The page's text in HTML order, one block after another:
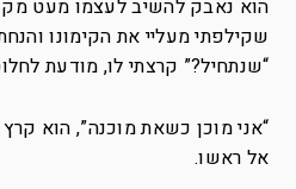
הוא נאבק להשיב לעצמו מעט
שקילפתי מעליי את הקימונו
“שנתחיל?” קרצתי לו, מודעת
“אני מוכן כשאת מוכנה”, הוא
אל ראשו.